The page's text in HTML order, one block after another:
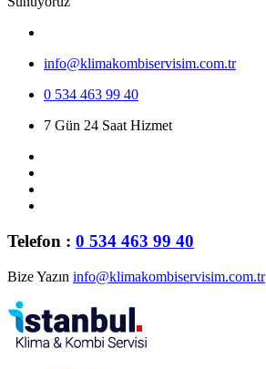
info@klimakombiservisim.com.tr
0 534 463 99 40
7 Gün 24 Saat Hizmet
Telefon : 0 534 463 99 40
Bize Yazın info@klimakombiservisim.com.tr